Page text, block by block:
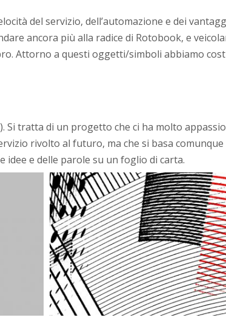
del servizio, dell’automazione e dei
ancora più alla radice di Rotobook, e
Attorno a questi oggetti/simboli abbiamo
Si tratta di un progetto che ci ha molto
rivolto al futuro, ma che si basa comunque
idee e delle parole su un foglio di carta.